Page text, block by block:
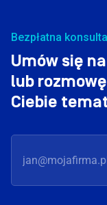
Bezpłatna
Umów się
lub
Ciebie